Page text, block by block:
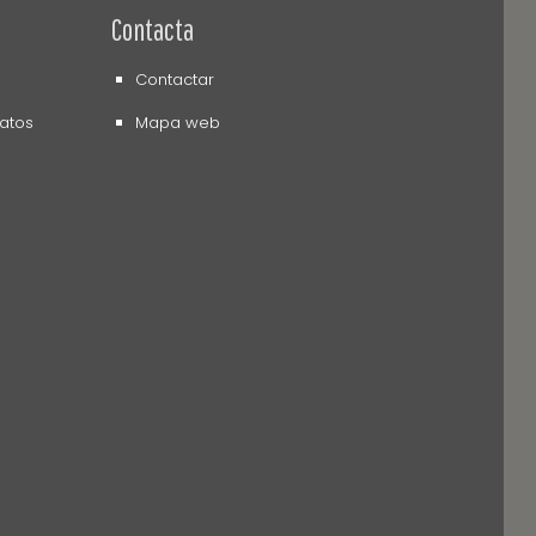
Contacta
Contactar
Mapa web